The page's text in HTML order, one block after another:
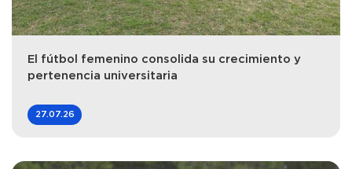
El fútbol femenino consolida su crecimiento y
pertenencia universitaria
27.07.26